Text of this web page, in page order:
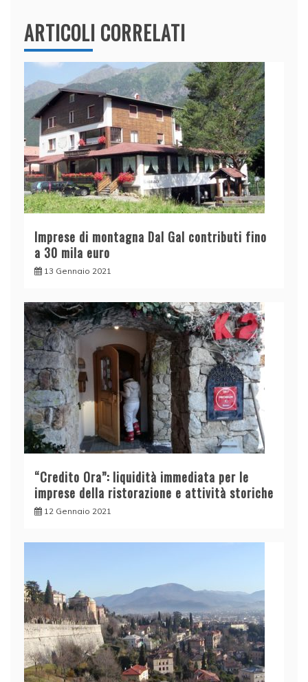
ARTICOLI CORRELATI
Imprese di montagna Dal Gal contributi fino
a 30 mila euro
13 Gennaio 2021
“Credito Ora”: liquidità immediata per le
imprese della ristorazione e attività storiche
12 Gennaio 2021